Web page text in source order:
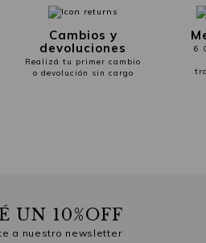
Cambios y
devoluciones
Realizá tu primer cambio
o devolución sin cargo
6
UN 10%OFF
a nuestro newsletter